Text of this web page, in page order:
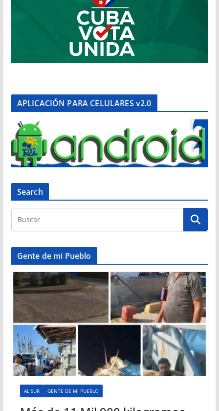
APLICACIÓN PARA CELULARES v2.0
Search
Gente de mi Pueblo
AL SUR GENTE DE MI PUEBLO